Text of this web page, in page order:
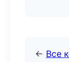
← Все